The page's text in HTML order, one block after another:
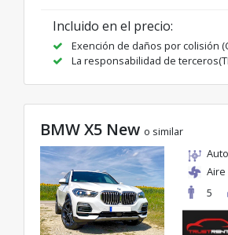
Incluido en el precio:
Exención de daños por colisión
La responsabilidad de
BMW X5 New o similar
5